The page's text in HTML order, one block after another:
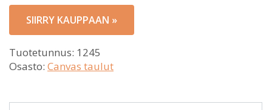
SIIRRY KAUPPAAN »
Tuotetunnus: 1245
Osasto: Canvas taulut